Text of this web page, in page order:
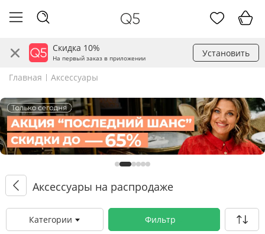
Скидка 10%
На первый заказ в приложении Установить
Главная Аксессуары
Аксессуары на распродаже
Категории Фильтр